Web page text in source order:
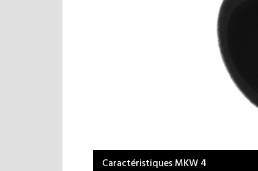
Caractéristiques MKW 4